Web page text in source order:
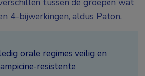
tussen de groepen wat
4-bijwerkingen, aldus Paton.
orale regimes veilig en
resistente